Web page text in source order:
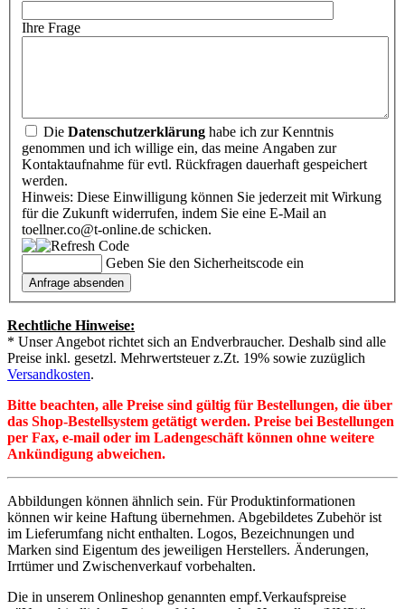
Ihre Frage
Die Datenschutzerklärung habe ich zur Kenntnis
genommen und ich willige ein, das meine Angaben zur
Kontaktaufnahme für evtl. Rückfragen dauerhaft gespeichert
werden.
Hinweis: Diese Einwilligung können Sie jederzeit mit Wirkung
für die Zukunft widerrufen, indem Sie eine E-Mail an
toellner.co@t-online.de schicken.
Geben Sie den Sicherheitscode ein
Rechtliche Hinweise:
* Unser Angebot richtet sich an Endverbraucher. Deshalb sind alle
Preise inkl. gesetzl. Mehrwertsteuer z.Zt. 19% sowie zuzüglich
Versandkosten.
Bitte beachten, alle Preise sind gültig für Bestellungen, die über
das Shop-Bestellsystem getätigt werden. Preise bei Bestellungen
per Fax, e-mail oder im Ladengeschäft können ohne weitere
Ankündigung abweichen.
Abbildungen können ähnlich sein. Für Produktinformationen
können wir keine Haftung übernehmen. Abgebildetes Zubehör ist
im Lieferumfang nicht enthalten. Logos, Bezeichnungen und
Marken sind Eigentum des jeweiligen Herstellers. Änderungen,
Irrtümer und Zwischenverkauf vorbehalten.
Die in unserem Onlineshop genannten empf.Verkaufspreise